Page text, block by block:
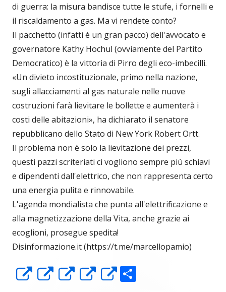
di guerra: la misura bandisce tutte le stufe, i fornelli e
il riscaldamento a gas. Ma vi rendete conto?
Il pacchetto (infatti è un gran pacco) dell'avvocato e
governatore Kathy Hochul (ovviamente del Partito
Democratico) è la vittoria di Pirro degli eco-imbecilli.
«Un divieto incostituzionale, primo nella nazione,
sugli allacciamenti al gas naturale nelle nuove
costruzioni farà lievitare le bollette e aumenterà i
costi delle abitazioni», ha dichiarato il senatore
repubblicano dello Stato di New York Robert Ortt.
Il problema non è solo la lievitazione dei prezzi,
questi pazzi scriteriati ci vogliono sempre più schiavi
e dipendenti dall'elettrico, che non rappresenta certo
una energia pulita e rinnovabile.
L'agenda mondialista che punta all'elettrificazione e
alla magnetizzazione della Vita, anche grazie ai
ecoglioni, prosegue spedita!
Disinformazione.it (https://t.me/marcellopamio)
ApreApreApreApre
Apre